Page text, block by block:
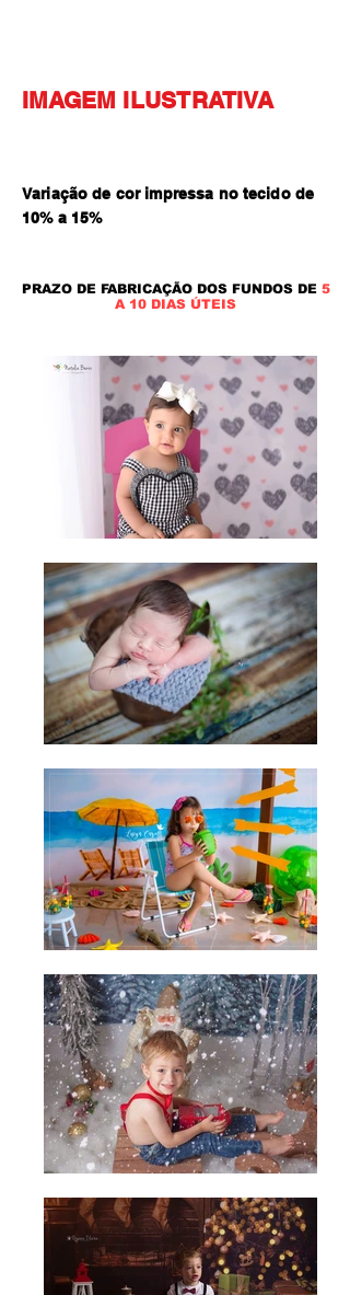
IMAGEM ILUSTRATIVA
Variação de cor impressa no tecido de
10% a 15%
PRAZO DE FABRICAÇÃO DOS FUNDOS DE 5
A 10 DIAS ÚTEIS